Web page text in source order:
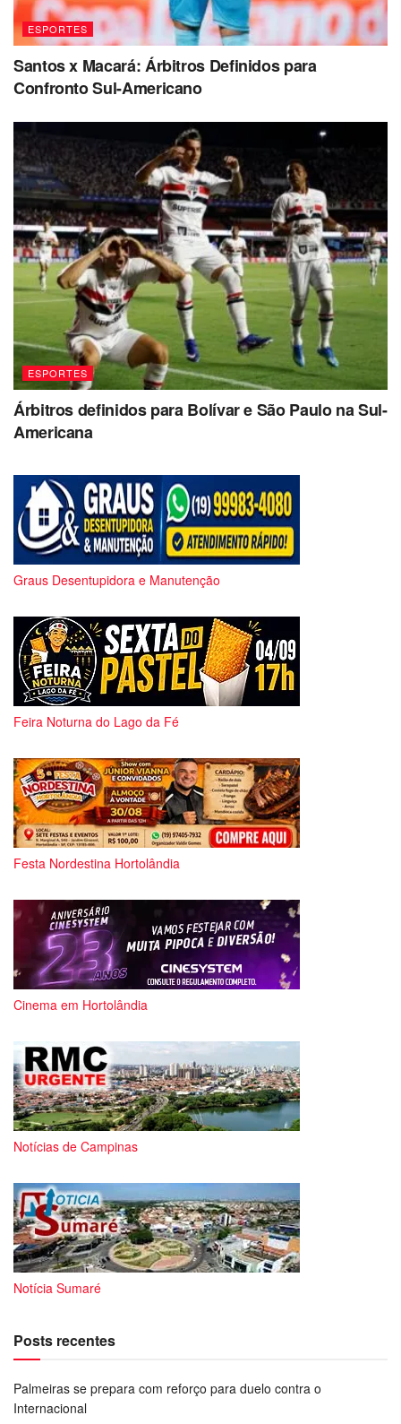
ESPORTES
Santos x Macará: Árbitros Definidos para
Confronto Sul-Americano
ESPORTES
Árbitros definidos para Bolívar e São Paulo na Sul-
Americana
Graus Desentupidora e Manutenção
Feira Noturna do Lago da Fé
Festa Nordestina Hortolândia
Cinema em Hortolândia
Notícias de Campinas
Notícia Sumaré
Posts recentes
Palmeiras se prepara com reforço para duelo contra o
Internacional